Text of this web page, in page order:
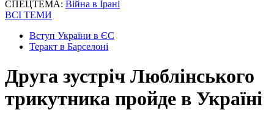
СПЕЦТЕМА: Війна в Ірані
ВСІ ТЕМИ
Вступ України в ЄС
Теракт в Барселоні
Друга зустріч Люблінського
трикутника пройде в Україні